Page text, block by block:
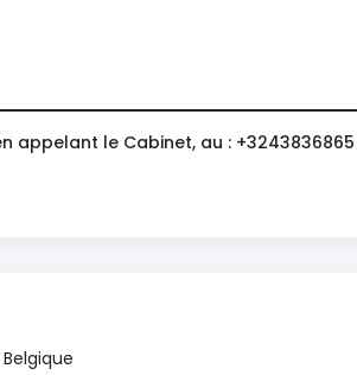
appelant le Cabinet, au : +3243836865